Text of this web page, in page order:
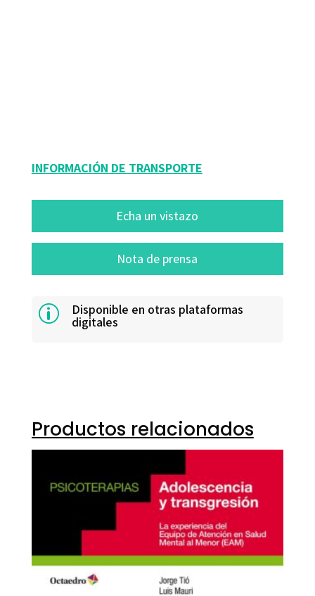
INFORMACIÓN DE TRANSPORTE
Echa un vistazo
Nota de prensa
p Disponible en otras plataformas
digitales
Productos relacionados